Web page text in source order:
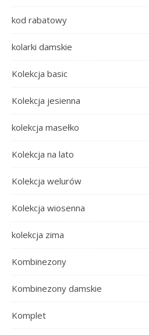
kod rabatowy
kolarki damskie
Kolekcja basic
Kolekcja jesienna
kolekcja masełko
Kolekcja na lato
Kolekcja welurów
Kolekcja wiosenna
kolekcja zima
Kombinezony
Kombinezony damskie
Komplet